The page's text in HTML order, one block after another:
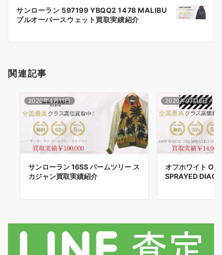
ン
サンローラン 597199 YBQQ2 1478 MALIBU
プルオーバースウェット買取実績紹介
関連記事
2020年4月11日
サンローラン 16SS パームツリー ス
カジャン買取実績紹介
2020年9月16日
オフホワイト
SPRAYED